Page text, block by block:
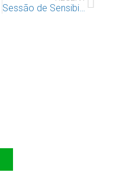
Sessão de Sensibilização com Israel Paródia